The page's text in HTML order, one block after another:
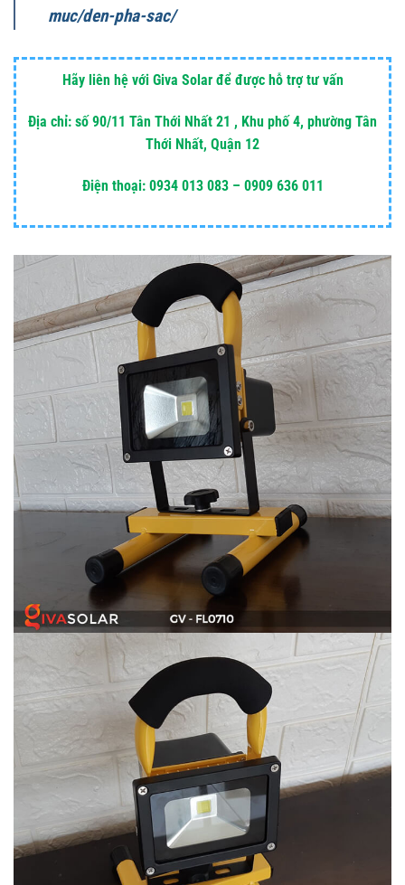
muc/den-pha-sac/
Hãy liên hệ với Giva Solar để được hỗ trợ tư vấn
Địa chỉ: số 90/11 Tân Thới Nhất 21 , Khu phố 4, phường Tân
Thới Nhất, Quận 12
Điện thoại: 0934 013 083 – 0909 636 011